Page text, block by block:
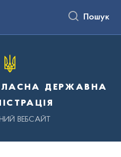
Пошук
державна
ВЕБСАЙТ